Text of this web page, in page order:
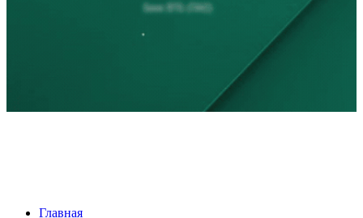
Губернатор Вячеслав Федорищев и первый заместитель
Главная